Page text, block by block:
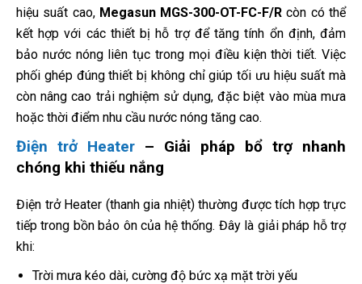
hiệu suất cao, Megasun MGS-300-OT-FC-F/R còn có thể
kết hợp với các thiết bị hỗ trợ để tăng tính ổn định, đảm
bảo nước nóng liên tục trong mọi điều kiện thời tiết. Việc
phối ghép đúng thiết bị không chỉ giúp tối ưu hiệu suất mà
còn nâng cao trải nghiệm sử dụng, đặc biệt vào mùa mưa
hoặc thời điểm nhu cầu nước nóng tăng cao.
Điện trở Heater – Giải pháp bổ trợ nhanh
chóng khi thiếu nắng
Điện trở Heater (thanh gia nhiệt) thường được tích hợp trực
tiếp trong bồn bảo ôn của hệ thống. Đây là giải pháp hỗ trợ
khi:
Trời mưa kéo dài, cường độ bức xạ mặt trời yếu